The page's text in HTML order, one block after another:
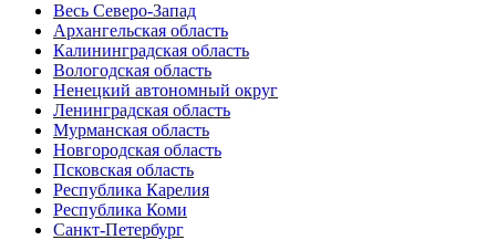
Весь Северо-Запад
Архангельская область
Калининградская область
Вологодская область
Ненецкий автономный округ
Ленинградская область
Мурманская область
Новгородская область
Псковская область
Республика Карелия
Республика Коми
Санкт-Петербург